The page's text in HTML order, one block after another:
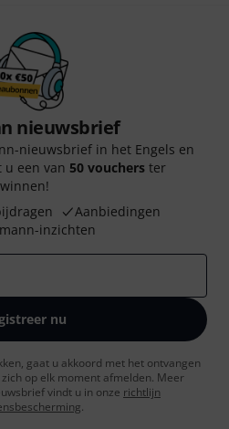
nieuwsbrief
nieuwsbrief in het Engels en
u een van 50 vouchers ter
Aanbiedingen
inzichten
nu
gaat u akkoord met het ontvangen
op elk moment afmelden. Meer
vindt u in onze richtlijn
.